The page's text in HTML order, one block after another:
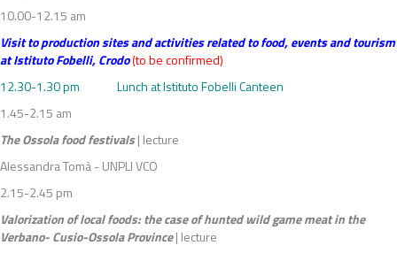
10.00-12.15 am
Visit to production sites and activities related to food, events and tourism
at Istituto Fobelli, Crodo(to be confirmed)
12.30-1.30 pm Lunch at Istituto Fobelli Canteen
1.45-2.15 am
The Ossola food festivals| lecture
Alessandra Tomà - UNPLI VCO
2.15-2.45 pm
Valorization of local foods: the case of hunted wild game meat in the
Verbano-Cusio-Ossola Province| lecture